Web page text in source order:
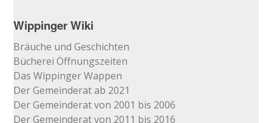
Wippinger Wiki
Bräuche und Geschichten
Bücherei Öffnungszeiten
Das Wippinger Wappen
Der Gemeinderat ab 2021
Der Gemeinderat von 2001 bis 2006
Der Gemeinderat von 2011 bis 2016